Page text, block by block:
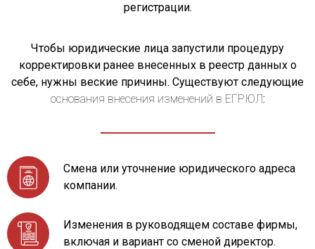
регистрации.
Чтобы юридические лица запустили процедуру
корректировки ранее внесенных в реестр данных о
себе, нужны веские причины. Существуют следующие
основания внесения изменений в ЕГРЮЛ:
Смена или уточнение юридического адреса
компании.
Изменения в руководящем составе фирмы,
включая и вариант со сменой директор.